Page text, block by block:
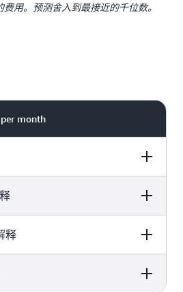
用。预测舍入到最接近的千位数。
per month
释